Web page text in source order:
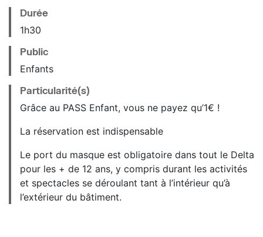
Durée
1h30
Public
Enfants
Particularité(s)
Grâce au PASS Enfant, vous ne payez qu’1€ !
La réservation est indispensable
Le port du masque est obligatoire dans tout le Delta
pour les + de 12 ans, y compris durant les activités
et spectacles se déroulant tant à l’intérieur qu’à
l’extérieur du bâtiment.